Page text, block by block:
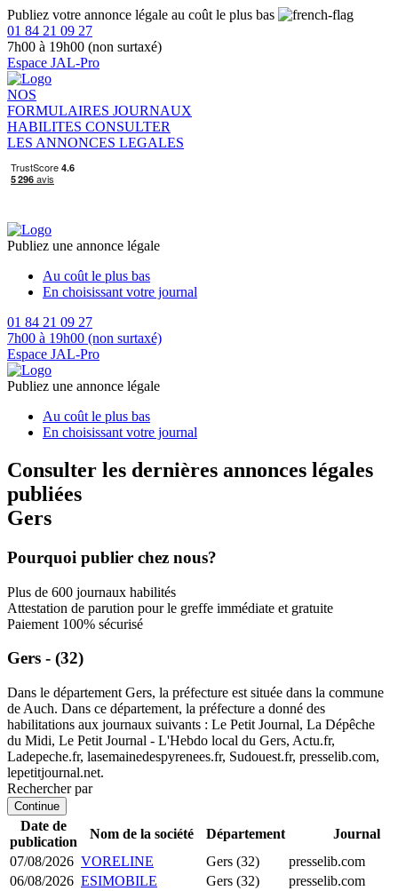
Publiez votre annonce légale au coût le plus bas
01 84 21 09 27
7h00 à 19h00 (non surtaxé)
Espace JAL-Pro
NOS
FORMULAIRES JOURNAUX
HABILITES CONSULTER
LES ANNONCES LEGALES
Publiez une annonce légale
Au coût le plus bas
En choisissant votre journal
01 84 21 09 27
7h00 à 19h00 (non surtaxé)
Espace JAL-Pro
Publiez une annonce légale
Au coût le plus bas
En choisissant votre journal
Consulter les dernières annonces légales
publiées
Gers
Pourquoi publier chez nous?
Plus de 600 journaux habilités
Attestation de parution pour le greffe immédiate et gratuite
Paiement 100% sécurisé
Gers - (32)
Dans le département Gers, la préfecture est située dans la commune
de Auch. Dans ce département, la préfecture a donné des
habilitations aux journaux suivants : Le Petit Journal, La Dépêche
du Midi, Le Petit Journal - L'Hebdo local du Gers, Actu.fr,
Ladepeche.fr, lasemainedespyrenees.fr, Sudouest.fr, presselib.com,
lepetitjournal.net.
Rechercher par
Continue
Date de
publication
Nom de la société Département
Journal
07/08/2026 VORELINE Gers (32)
presselib.com
06/08/2026 ESIMOBILE Gers (32)
presselib.com